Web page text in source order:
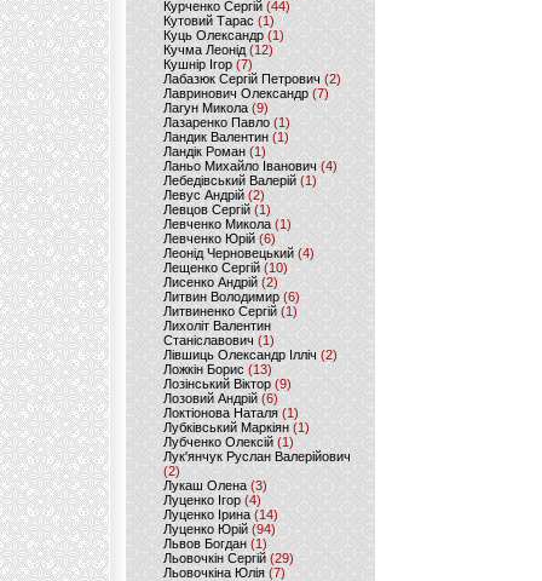
Курченко Сергій (44)
Кутовий Тарас (1)
Куць Олександр (1)
Кучма Леонід (12)
Кушнір Ігор(7)
Лабазюк Сергій Петрович (2)
Лавринович Олександр(7)
Лагун Микола(9)
Лазаренко Павло (1)
Ландик Валентин (1)
Ландік Роман (1)
Ланьо Михайло Іванович(4)
Лебедівський Валерій(1)
Левус Андрій(2)
Левцов Сергій (1)
Левченко Микола (1)
Левченко Юрій (6)
Леонід Черновецький (4)
Лещенко Сергій (10)
Лисенко Андрій (2)
Литвин Володимир (6)
Литвиненко Сергій (1)
Лихоліт Валентин
Станіславович (1)
Лівшиць Олександр Ілліч (2)
Ложкін Борис(13)
Лозінський Віктор(9)
Лозовий Андрій (6)
Локтіонова Наталя (1)
Лубківський Маркіян(1)
Лубченко Олексій (1)
Лук'янчук Руслан Валерійович
(2)
Лукаш Олена (3)
Луценко Ігор (4)
Луценко Ірина (14)
Луценко Юрій (94)
Львов Богдан (1)
Льовочкін Сергій (29)
Льовочкіна Юлія(7)